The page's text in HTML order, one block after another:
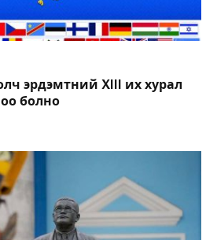
эрдэмтний XIII их хурал
болно